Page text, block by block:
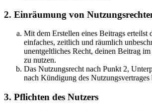
2. Einräumung von
Mit dem Erstellen eines Beitrags erteilst
einfaches, zeitlich und räumlich
unentgeltliches Recht, deinen Beitrag
zu nutzen.
Das Nutzungsrecht nach Punkt 2,
nach Kündigung des Nutzungsvertrages
3. Pflichten des Nutzers